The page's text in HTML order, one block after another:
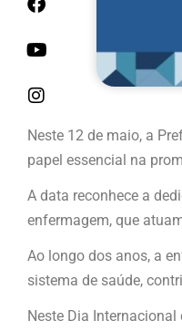
Neste 12 de maio, a
papel essencial na
A data reconhece a
enfermagem, que
Ao longo dos anos, a
sistema de saúde,
Neste Dia